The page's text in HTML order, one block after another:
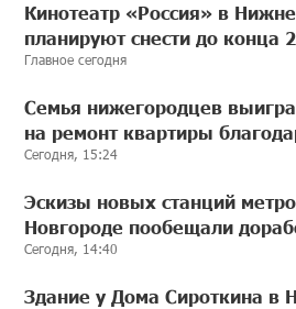
Кинотеатр «Россия» в
планируют снести до конца
Главное сегодня
Семья нижегородцев
на ремонт квартиры
Сегодня, 15:24
Эскизы новых станций
Новгороде пообещали
Сегодня, 14:40
Здание у Дома Сироткина в